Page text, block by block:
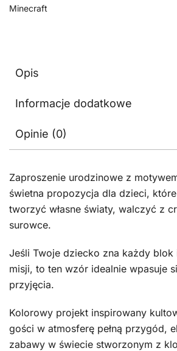
Minecraft
Opis
Informacje dodatkowe
Opinie (0)
Zaproszenie urodzinowe z
świetna propozycja dla dzieci,
tworzyć własne światy, walczyć z
surowce.
Jeśli Twoje dziecko zna każdy blok
misji, to ten wzór idealnie wpasuje
przyjęcia.
Kolorowy projekt inspirowany
gości w atmosferę pełną przygód,
zabawy w świecie stworzonym z